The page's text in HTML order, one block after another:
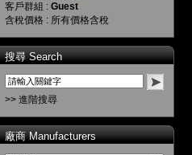
客戶群組 : Guest
含稅價格 : 所有價格含稅
搜尋 Search
>> 進階搜尋
廠商 Manufacturers